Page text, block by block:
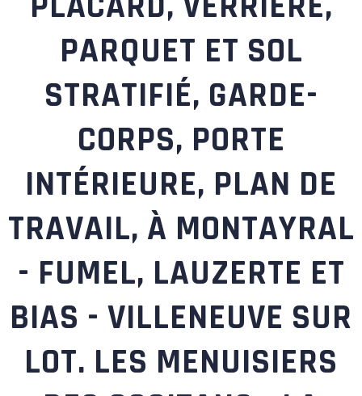
PARQUET ET SOL
STRATIFIÉ, GARDE-
CORPS, PORTE
INTÉRIEURE, PLAN DE
TRAVAIL, À MONTAYRAL
- FUMEL, LAUZERTE ET
BIAS - VILLENEUVE SUR
LOT. LES MENUISIERS